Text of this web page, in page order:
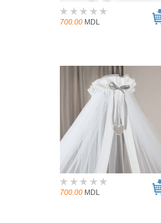
700.00 MDL
700.00 MDL